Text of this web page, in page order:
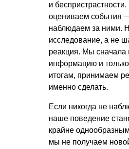
и
оцениваем события
наблюдаем за ними.
исследование, а не
реакция. Мы сначала
информацию и
итогам, принимаем
именно сделать.
Если никогда не
наше поведение
крайне
мы не получаем